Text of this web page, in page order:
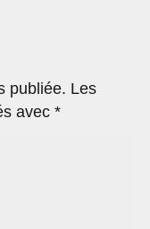
publiée. Les
avec*